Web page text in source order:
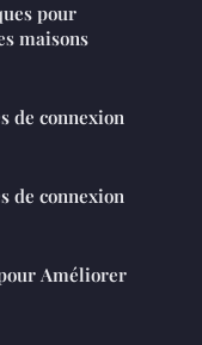
pour
maisons
de connexion
de connexion
Améliorer